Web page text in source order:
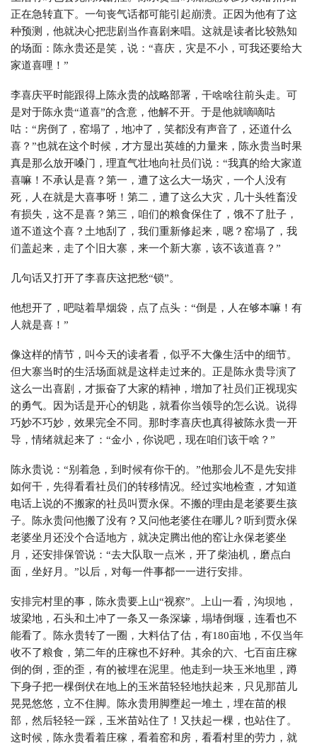
正在急转直下。一句丧气话都可能引起崩溃。正因为他有了这
种预测，他就决心把悲剧当作喜剧来唱。这就是读者比较熟知
的场面：陈永贵还是笑，说：“喜庆，灾是不小，可我还要给大
家道喜哩！”
李喜庆平时能跟得上陈永贵的战略部署，干啥啥往前头走。可
是对于陈永贵“道喜”的含意，他解不开。于是他就嘀嘀咕
咕：“房倒了，窑塌了，地冲了，笑都没有声音了，还道什么
喜？”也就在这个时候，才方显出英雄的力量来，陈永贵当时果
真是那么放开嗓门，理直气壮地向社员们说：“我真的给大家道
喜嘛！不承认是喜？第一，遭了这么大一场灾，一个人没有
死，人在就是大喜事呀！第二，遭了这么大灾，几十头牲畜没
有损失，这不是喜？第三，咱们的粮食保住了，饿不了肚子，
道不道这个喜？土地刮了，我们重新修起来，嗯？窑塌了，我
们盖起来，走了个旧大寨，来一个新大寨，该不该道喜？”
几句话又打开了李喜庆这把愁“锁”。
他想开了，吧哒着旱烟袋，点了点头：“倒是，人在够本嘛！有
人就是喜！”
像这样的情节，叫今天的读者看，似乎不大像生活中的细节。
但大寨当时的生活场面就是这样走过来的。正是陈永贵导演了
这么一出喜剧，才振奋了大家的精神，增加了社员们正视现实
的勇气。因为话是开心的钥匙，就看你当领导的怎么说。说得
巧妙不巧妙，效果完全不同。那时李喜庆也真得被陈永贵一开
导，情绪就起来了：“金小，你说吧，现在咱们该干啥？”
陈永贵说：“别着急，到时候有你干的。”他那会儿不是先安排
如何干，先得看看社员们的转移情况。经过实地检查，才知道
电话上说的不搬家的社员叫贾永保。不搬的理由是老婆要生孩
子。陈永贵问他搬了没有？又问他老婆住在哪儿？听到贾永保
老婆坐月还没个合适地方，就决定腾出他的窑让永保老婆坐
月，还安排保管说：“去大队取一点米，开了柴油机，磨点白
面，坐好月。”以后，对每一件事都一一进行安排。
安排完村里的事，陈永贵要上山“视察”。上山一看，沟坝地，
坡梁地，石头和土冲了一条又一条深壕，塌堾倒堰，连看也不
能看了。陈永贵转了一圈，大料估了估，有180亩地，不仅当年
收不了粮食，第二年的庄稼也不好种。其余的六、七百亩庄稼
倒的倒，歪的歪，有的被埋在泥里。他走到一块玉米地里，蹲
下身子把一棵倒伏在地上的玉米苗轻轻地扶起来，只见那苗儿
晃晃悠悠，立不住脚。陈永贵用脚壅起一堆土，埋在苗的根
部，然后轻轻一踩，玉米苗站住了！又扶起一棵，也站住了。
这时候，陈永贵看着庄稼，看着窑和房，看看村里的劳力，就